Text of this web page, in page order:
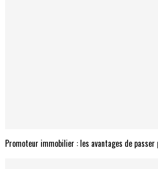
Promoteur immobilier : les avantages de